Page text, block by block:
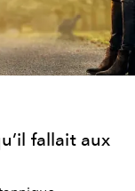
fallait aux